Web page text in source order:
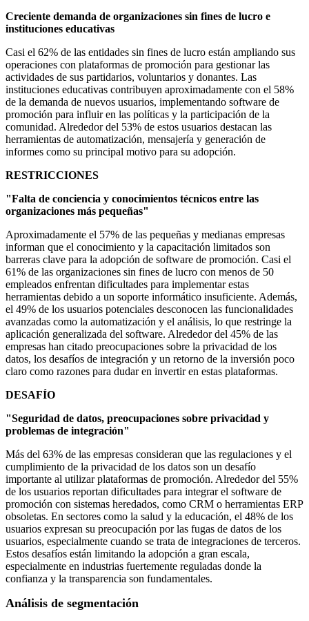
Creciente demanda de organizaciones sin fines de lucro e
instituciones educativas
Casi el 62% de las entidades sin fines de lucro están ampliando sus
operaciones con plataformas de promoción para gestionar las
actividades de sus partidarios, voluntarios y donantes. Las
instituciones educativas contribuyen aproximadamente con el 58%
de la demanda de nuevos usuarios, implementando software de
promoción para influir en las políticas y la participación de la
comunidad. Alrededor del 53% de estos usuarios destacan las
herramientas de automatización, mensajería y generación de
informes como su principal motivo para su adopción.
RESTRICCIONES
"Falta de conciencia y conocimientos técnicos entre las
organizaciones más pequeñas"
Aproximadamente el 57% de las pequeñas y medianas empresas
informan que el conocimiento y la capacitación limitados son
barreras clave para la adopción de software de promoción. Casi el
61% de las organizaciones sin fines de lucro con menos de 50
empleados enfrentan dificultades para implementar estas
herramientas debido a un soporte informático insuficiente. Además,
el 49% de los usuarios potenciales desconocen las funcionalidades
avanzadas como la automatización y el análisis, lo que restringe la
aplicación generalizada del software. Alrededor del 45% de las
empresas han citado preocupaciones sobre la privacidad de los
datos, los desafíos de integración y un retorno de la inversión poco
claro como razones para dudar en invertir en estas plataformas.
DESAFÍO
"Seguridad de datos, preocupaciones sobre privacidad y
problemas de integración"
Más del 63% de las empresas consideran que las regulaciones y el
cumplimiento de la privacidad de los datos son un desafío
importante al utilizar plataformas de promoción. Alrededor del 55%
de los usuarios reportan dificultades para integrar el software de
promoción con sistemas heredados, como CRM o herramientas ERP
obsoletas. En sectores como la salud y la educación, el 48% de los
usuarios expresan su preocupación por las fugas de datos de los
usuarios, especialmente cuando se trata de integraciones de terceros.
Estos desafíos están limitando la adopción a gran escala,
especialmente en industrias fuertemente reguladas donde la
confianza y la transparencia son fundamentales.
Análisis de segmentación